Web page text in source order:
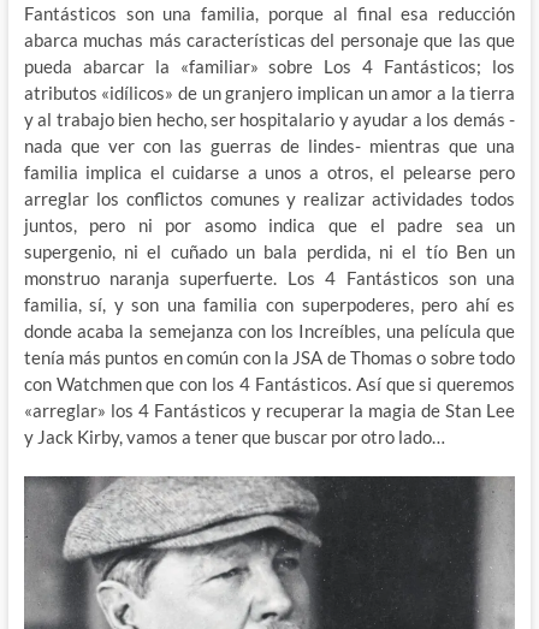
Fantásticos son una familia, porque al final esa reducción
abarca muchas más características del personaje que las que
pueda abarcar la «familiar» sobre Los 4 Fantásticos; los
atributos «idílicos» de un granjero implican un amor a la tierra
y al trabajo bien hecho, ser hospitalario y ayudar a los demás -
nada que ver con las guerras de lindes- mientras que una
familia implica el cuidarse a unos a otros, el pelearse pero
arreglar los conflictos comunes y realizar actividades todos
juntos, pero ni por asomo indica que el padre sea un
supergenio, ni el cuñado un bala perdida, ni el tío Ben un
monstruo naranja superfuerte. Los 4 Fantásticos son una
familia, sí, y son una familia con superpoderes, pero ahí es
donde acaba la semejanza con los Increíbles, una película que
tenía más puntos en común con la JSA de Thomas o sobre todo
con Watchmen que con los 4 Fantásticos. Así que si queremos
«arreglar» los 4 Fantásticos y recuperar la magia de Stan Lee
y Jack Kirby, vamos a tener que buscar por otro lado…